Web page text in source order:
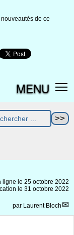
de ce
MENU
ligne le 25 octobre 2022
le 31 octobre 2022
par Laurent Bloch